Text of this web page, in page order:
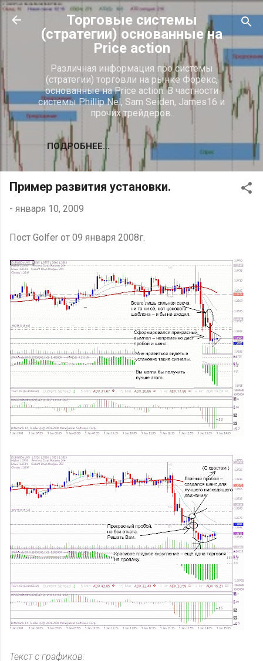
К основному контенту
Торговые системы
(стратегии) основанные на
Price action
Различная информация про системы
(стратегии) торговли на рынке Форекс,
основанные на Price action. В частности
системы Phillip Nel, Sam Seiden, James16 и
прочих трейдеров.
ПОДРОБНЕЕ…
Пример развития установки.
- января 10, 2009
Пост Golfer от 09 января 2008г.
Текст с графиков: